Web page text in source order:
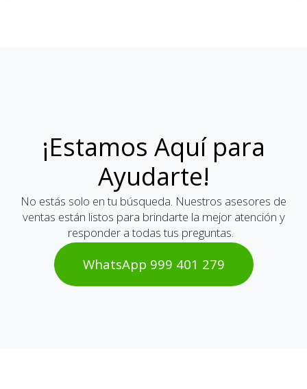
¡Estamos Aquí para
Ayudarte!
No estás solo en tu búsqueda. Nuestros asesores de
ventas están listos para brindarte la mejor atención y
responder a todas tus preguntas.
WhatsAp​​​​p 999 401 2​​79